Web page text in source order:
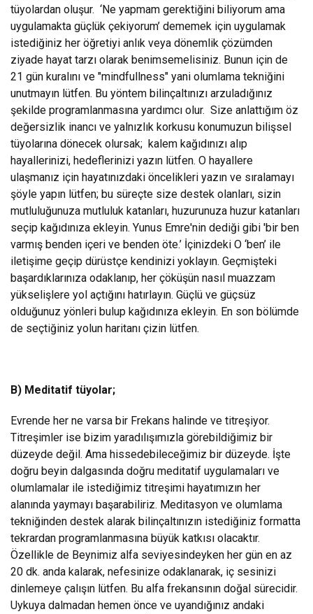
tüyolardan oluşur. ‘Ne yapmam gerektiğini biliyorum ama
uygulamakta güçlük çekiyorum’ dememek için uygulamak
istediğiniz her öğretiyi anlık veya dönemlik çözümden
ziyade hayat tarzı olarak benimsemelisiniz. Bunun için de
21 gün kuralını ve "mindfullness" yani olumlama tekniğini
unutmayın lütfen. Bu yöntem bilinçaltınızı arzuladığınız
şekilde programlanmasına yardımcı olur. Size anlattığım öz
değersizlik inancı ve yalnızlık korkusu konumuzun bilişsel
tüyolarına dönecek olursak; kalem kağıdınızı alıp
hayallerinizi, hedeflerinizi yazın lütfen. O hayallere
ulaşmanız için hayatınızdaki öncelikleri yazın ve sıralamayı
şöyle yapın lütfen; bu süreçte size destek olanları, sizin
mutluluğunuza mutluluk katanları, huzurunuza huzur katanları
seçip kağıdınıza ekleyin. Yunus Emre'nin dediği gibi 'bir ben
varmış benden içeri ve benden öte.’ İçinizdeki O ‘ben’ ile
iletişime geçip dürüstçe kendinizi yoklayın. Geçmişteki
başardıklarınıza odaklanıp, her çöküşün nasıl muazzam
yükselişlere yol açtığını hatırlayın. Güçlü ve güçsüz
olduğunuz yönleri bulup kağıdınıza ekleyin. En son bölümde
de seçtiğiniz yolun haritanı çizin lütfen.
B) Meditatif tüyolar;
Evrende her ne varsa bir Frekans halinde ve titreşiyor.
Titreşimler ise bizim yaradılışımızla görebildiğimiz bir
düzeyde değil. Ama hissedebileceğimiz bir düzeyde. İşte
doğru beyin dalgasında doğru meditatif uygulamaları ve
olumlamalar ile istediğimiz titreşimi hayatımızın her
alanında yaymayı başarabiliriz. Meditasyon ve olumlama
tekniğinden destek alarak bilinçaltınızın istediğiniz formatta
tekrardan programlanmasına büyük katkısı olacaktır.
Özellikle de Beynimiz alfa seviyesindeyken her gün en az
20 dk. anda kalarak, nefesinize odaklanarak, iç sesinizi
dinlemeye çalışın lütfen. Bu alfa frekansının doğal sürecidir.
Uykuya dalmadan hemen önce ve uyandığınız andaki